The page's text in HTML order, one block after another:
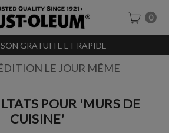
GRATUITE ET RAPIDE
0
LE JOUR MÊME
POUR 'MURS DE
CUISINE'